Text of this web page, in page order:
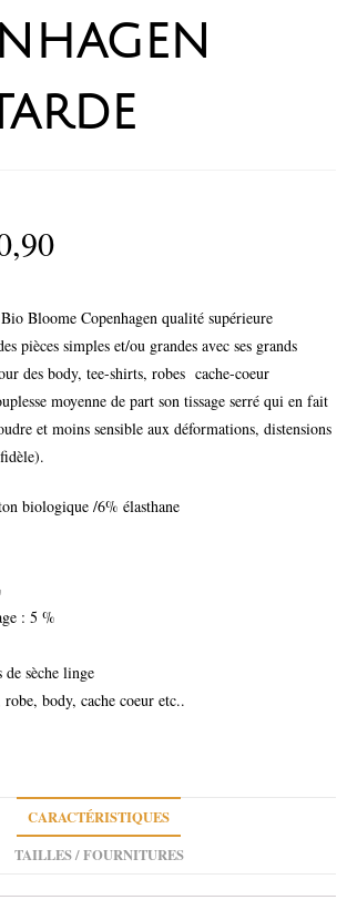
Bloome Copenhagen qualité supérieure
pièces simples et/ou grandes avec ses grands
des body, tee-shirts, robes cache-coeur
moyenne de part son tissage serré qui en fait
et moins sensible aux déformations, distensions
biologique /6% élasthane
: 5 %
sèche linge
body, cache coeur etc..
CARACTÉRISTIQUES
TAILLES / FOURNITURES